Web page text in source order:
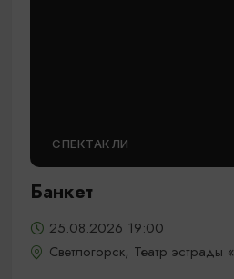
СПЕКТАКЛИ
Банкет
25.08.2026 19:00
Светлогорск, Театр эстрады